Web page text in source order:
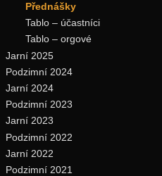
Přednášky
Tablo – účastníci
Tablo – orgové
Jarní 2025
Podzimní 2024
Jarní 2024
Podzimní 2023
Jarní 2023
Podzimní 2022
Jarní 2022
Podzimní 2021